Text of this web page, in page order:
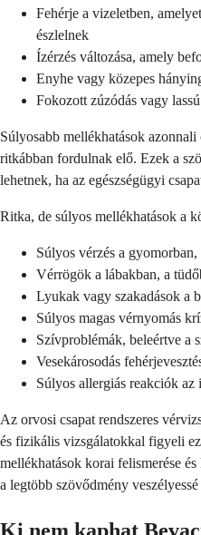
Fehérje a vizeletben,
észlelnek
Ízérzés változása, amely
Enyhe vagy közepes
Fokozott zúzódás vagy
Súlyosabb mellékhatások
ritkábban fordulnak elő. Ezek a
lehetnek, ha az egészségügyi
Ritka, de súlyos mellékhatások a
Súlyos vérzés a
Vérrögök a lábakban, a
Lyukak vagy szakadások a
Súlyos magas vérnyomás
Szívproblémák, beleértve a
Vesekárosodás
Súlyos allergiás reakciók az
Az orvosi csapat rendszeres
és fizikális vizsgálatokkal figyeli
mellékhatások korai felismerése
a legtöbb szövődmény